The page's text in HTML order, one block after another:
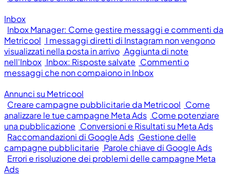
Inbox
Inbox Manager: Come gestire messaggi e commenti da
Metricool I messaggi diretti di Instagram non vengono
visualizzati nella posta in arrivo Aggiunta di note
nell'Inbox Inbox: Risposte salvate Commenti o
messaggi che non compaiono in Inbox
Annunci su Metricool
Creare campagne pubblicitarie da Metricool Come
analizzare le tue campagne Meta Ads Come potenziare
una pubblicazione Conversioni e Risultati su Meta Ads
Raccomandazioni di Google Ads Gestione delle
campagne pubblicitarie Parole chiave di Google Ads
Errori e risoluzione dei problemi delle campagne Meta
Ads